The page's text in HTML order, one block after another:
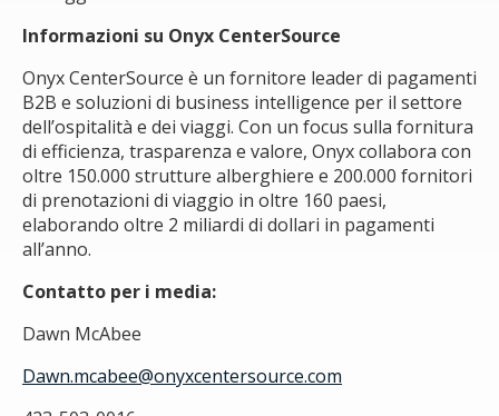
Informazioni su Onyx CenterSource
Onyx CenterSource è un fornitore leader di pagamenti
B2B e soluzioni di business intelligence per il settore
dell’ospitalità e dei viaggi. Con un focus sulla fornitura
di efficienza, trasparenza e valore, Onyx collabora con
oltre 150.000 strutture alberghiere e 200.000 fornitori
di prenotazioni di viaggio in oltre 160 paesi,
elaborando oltre 2 miliardi di dollari in pagamenti
all’anno.
Contatto per i media:
Dawn McAbee
Dawn.mcabee@onyxcentersource.com